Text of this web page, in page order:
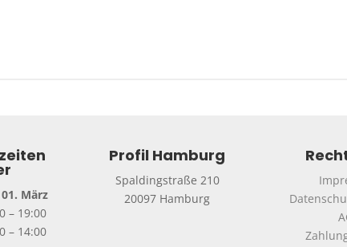
März
– 19:00
– 14:00
Profil Hamburg
Spaldingstraße 210
20097 Hamburg